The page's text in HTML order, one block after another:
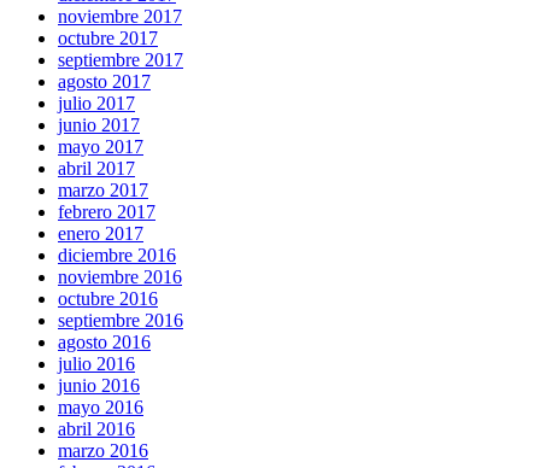
noviembre 2017
octubre 2017
septiembre 2017
agosto 2017
julio 2017
junio 2017
mayo 2017
abril 2017
marzo 2017
febrero 2017
enero 2017
diciembre 2016
noviembre 2016
octubre 2016
septiembre 2016
agosto 2016
julio 2016
junio 2016
mayo 2016
abril 2016
marzo 2016